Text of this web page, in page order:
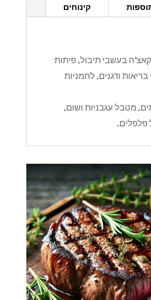
קינוחים
בעשבי תיבול, פיתות
ודגנים, לחמניות
מטבל עגבניות ושום,